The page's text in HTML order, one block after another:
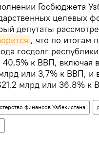
Госбюджета
целевых
депутаты
, что по итогам
госдолг
к ВВП, включая
или 3,7% к ВВП, и
млрд или 36,8% к
финансов Узбекистана